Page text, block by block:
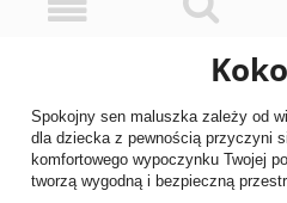
Spokojny sen maluszka zależy od
dla dziecka z pewnością przyczyni
komfortowego wypoczynku Twojej
tworzą wygodną i bezpieczną